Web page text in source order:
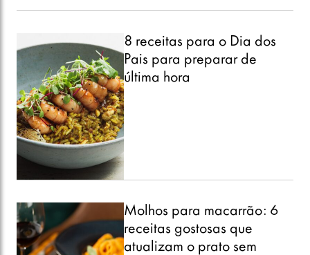
8 receitas para o Dia dos
Pais para preparar de
última hora
Molhos para macarrão: 6
receitas gostosas que
atualizam o prato sem